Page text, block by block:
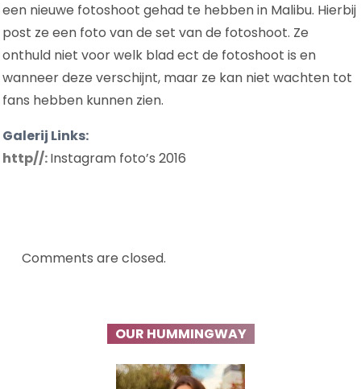
een nieuwe fotoshoot gehad te hebben in Malibu. Hierbij
post ze een foto van de set van de fotoshoot. Ze
onthuld niet voor welk blad ect de fotoshoot is en
wanneer deze verschijnt, maar ze kan niet wachten tot
fans hebben kunnen zien.
Galerij Links:
http//:Instagram foto’s 2016
Comments are closed.
OUR HUMMINGWAY